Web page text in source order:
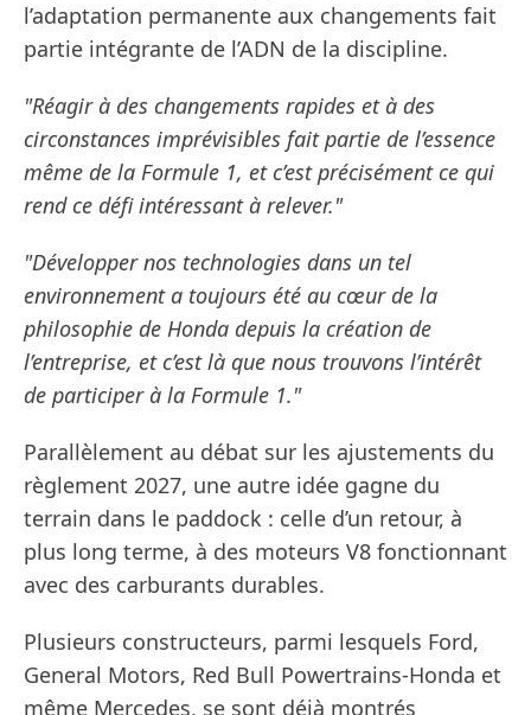
l’adaptation permanente aux changements fait
partie intégrante de l’ADN de la discipline.
"Réagir à des changements rapides et à des
circonstances imprévisibles fait partie de l’essence
même de la Formule 1, et c’est précisément ce qui
rend ce défi intéressant à relever."
"Développer nos technologies dans un tel
environnement a toujours été au cœur de la
philosophie de Honda depuis la création de
l’entreprise, et c’est là que nous trouvons l’intérêt
de participer à la Formule 1."
Parallèlement au débat sur les ajustements du
règlement 2027, une autre idée gagne du
terrain dans le paddock : celle d’un retour, à
plus long terme, à des moteurs V8 fonctionnant
avec des carburants durables.
Plusieurs constructeurs, parmi lesquels Ford,
General Motors, Red Bull Powertrains-Honda et
même Mercedes, se sont déjà montrés